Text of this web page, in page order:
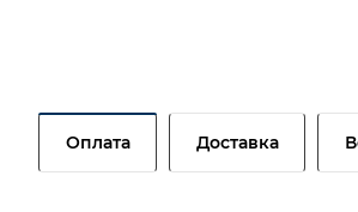
Оплата Доставка